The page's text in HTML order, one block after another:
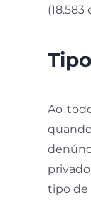
Ao
tipo de